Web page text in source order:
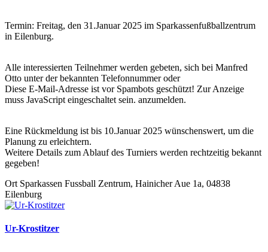
Termin: Freitag, den 31.Januar 2025 im Sparkassenfußballzentrum
in Eilenburg.
Alle interessierten Teilnehmer werden gebeten, sich bei Manfred
Otto unter der bekannten Telefonnummer oder
Diese E-Mail-Adresse ist vor Spambots geschützt! Zur Anzeige
muss JavaScript eingeschaltet sein. anzumelden.
Eine Rückmeldung ist bis 10.Januar 2025 wünschenswert, um die
Planung zu erleichtern.
Weitere Details zum Ablauf des Turniers werden rechtzeitig bekannt
gegeben!
Ort Sparkassen Fussball Zentrum, Hainicher Aue 1a, 04838
Eilenburg
Ur-Krostitzer